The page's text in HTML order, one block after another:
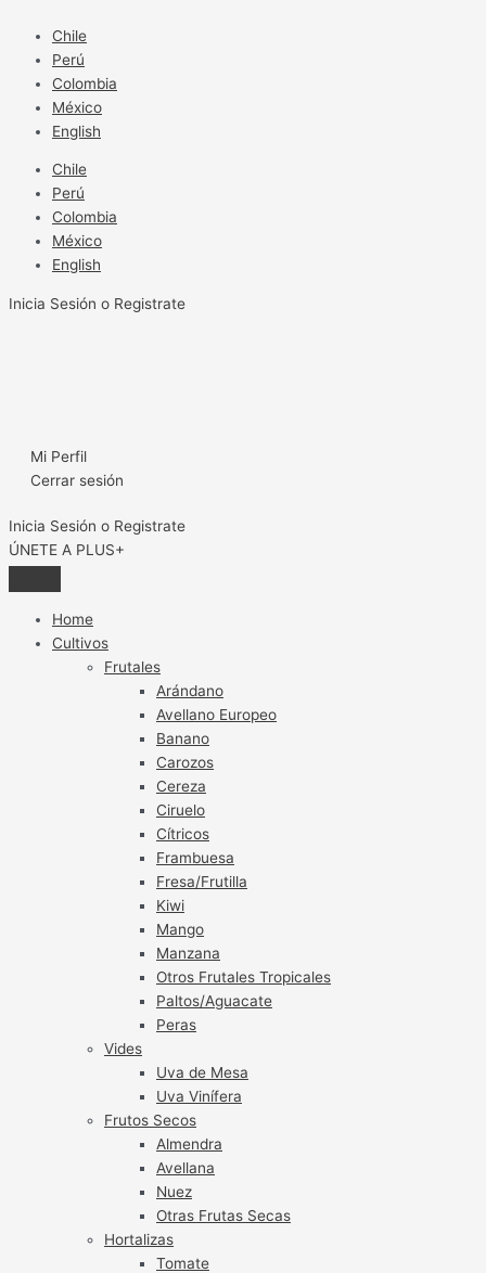
contenido
Chile
Perú
Colombia
México
English
Chile
Perú
Colombia
México
English
Inicia Sesión o Registrate
Mi Perfil
Cerrar sesión
Inicia Sesión o Registrate
ÚNETE A PLUS+
Home
Cultivos
Frutales
Arándano
Avellano Europeo
Banano
Carozos
Cereza
Ciruelo
Cítricos
Frambuesa
Fresa/Frutilla
Kiwi
Mango
Manzana
Otros Frutales Tropicales
Paltos/Aguacate
Peras
Vides
Uva de Mesa
Uva Vinífera
Frutos Secos
Almendra
Avellana
Nuez
Otras Frutas Secas
Hortalizas
Tomate